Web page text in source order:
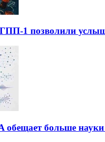
1 позволили
обещает больше